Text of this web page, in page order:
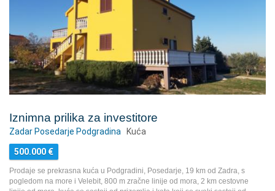
Iznimna prilika za investitore
Zadar Posedarje Podgradina Kuća
500.000 €
Prodaje se prekrasna kuća u Podgradini, Posedarje, 19 km od Zadra, s
pogledom na more i Velebit, 800 m zračne linije od mora, 2 km cestovne